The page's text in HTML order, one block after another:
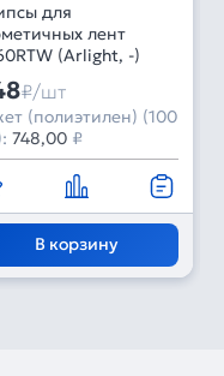
для
лент
(Arlight, -)
₽/шт
(полиэтилен) (100
748,00 ₽
В корзину